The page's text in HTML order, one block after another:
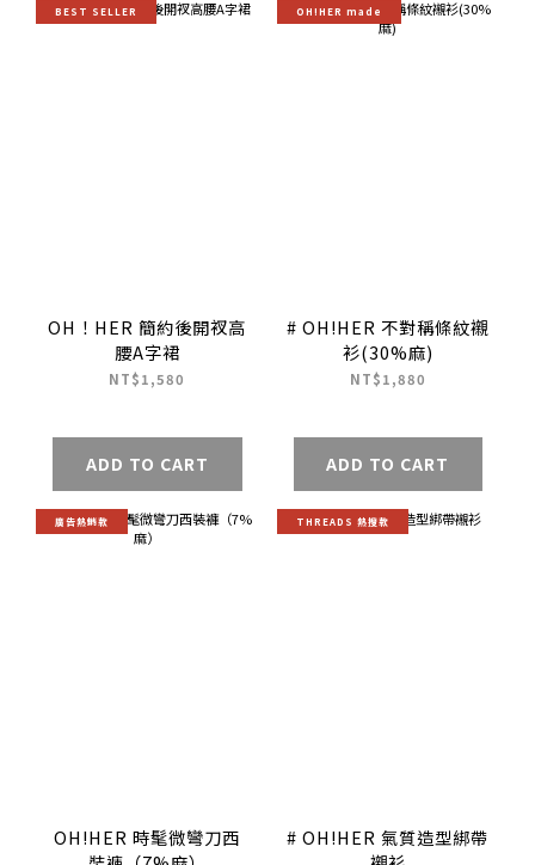
BEST SELLER
OH！HER 簡約後開衩高
腰A字裙
NT$1,580
ADD TO CART
OH!HER made
# OH!HER 不對稱條紋襯
衫(30%麻)
NT$1,880
ADD TO CART
廣告熱銷款
OH!HER 時髦微彎刀西
THREADS 熱搜款
# OH!HER 氣質造型綁帶